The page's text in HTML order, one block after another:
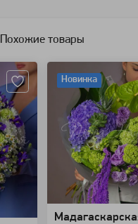
Похожие товары
Новинка